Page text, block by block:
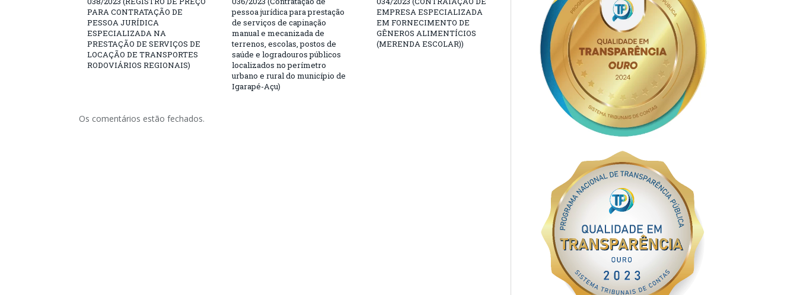
PARA CONTRATAÇÃO DE
PESSOA JURÍDICA
ESPECIALIZADA NA
PRESTAÇÃO DE SERVIÇOS DE
LOCAÇÃO DE TRANSPORTES
RODOVIÁRIOS REGIONAIS)
pessoa jurídica para prestação
de serviços de capinação
manual e mecanizada de
terrenos, escolas, postos de
saúde e logradouros públicos
localizados no perímetro
urbano e rural do município de
Igarapé-Açu)
EMPRESA ESPECIALIZADA
EM FORNECIMENTO DE
GÊNEROS ALIMENTÍCIOS
(MERENDA ESCOLAR))
Os comentários estão fechados.